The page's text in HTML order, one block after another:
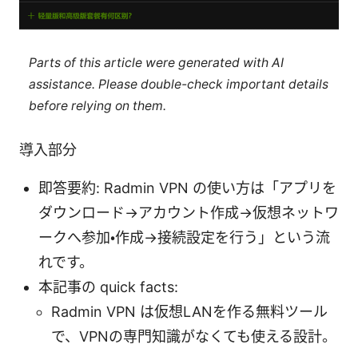
Parts of this article were generated with AI
assistance. Please double-check important details
before relying on them.
導入部分
即答要約: Radmin VPN の使い方は「アプリを
ダウンロード→アカウント作成→仮想ネットワ
ークへ参加・作成→接続設定を行う」という流
れです。
本記事の quick facts:
Radmin VPN は仮想LANを作る無料ツール
で、VPNの専門知識がなくても使える設計。